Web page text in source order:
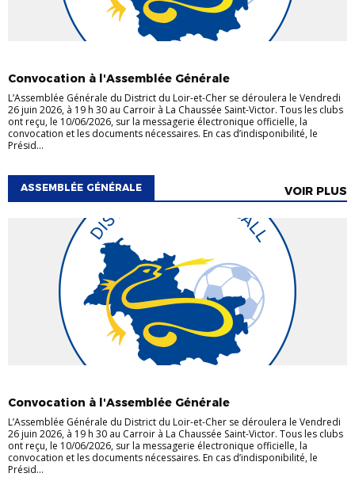
Convocation à l'Assemblée Générale
L’Assemblée Générale du District du Loir-et-Cher se déroulera le Vendredi
26 juin 2026, à 19 h 30 au Carroir à La Chaussée Saint-Victor. Tous les clubs
ont reçu, le 10/06/2026, sur la messagerie électronique officielle, la
convocation et les documents nécessaires. En cas d’indisponibilité, le
Présid...
ASSEMBLÉE GÉNÉRALE VOIR PLUS
Convocation à l'Assemblée Générale
L’Assemblée Générale du District du Loir-et-Cher se déroulera le Vendredi
26 juin 2026, à 19 h 30 au Carroir à La Chaussée Saint-Victor. Tous les clubs
ont reçu, le 10/06/2026, sur la messagerie électronique officielle, la
convocation et les documents nécessaires. En cas d’indisponibilité, le
Présid...